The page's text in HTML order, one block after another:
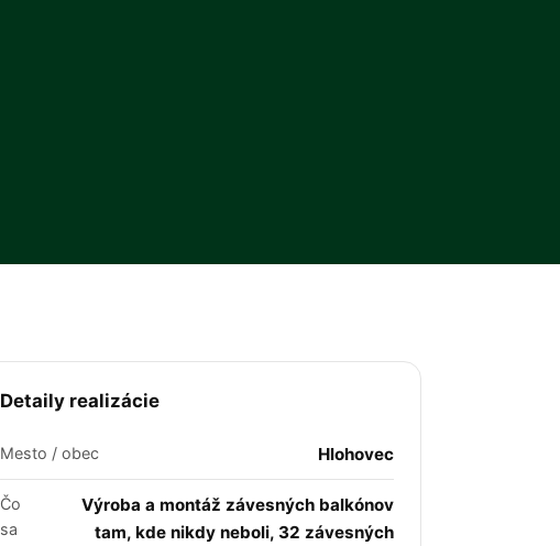
Detaily realizácie
Mesto / obec Hlohovec
Čo
sa
Výroba a montáž závesných balkónov
tam, kde nikdy neboli, 32 závesných